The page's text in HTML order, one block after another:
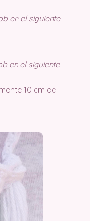
en el siguiente
en el siguiente
10 cm de